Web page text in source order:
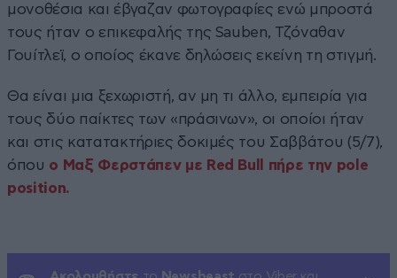
μονοθέσια και έβγαζαν φωτογραφίες ενώ μπροστά
τους ήταν ο επικεφαλής της Sauben, Τζόναθαν
Γουίτλεϊ, ο οποίος έκανε δηλώσεις εκείνη τη στιγμή.
Θα είναι μια ξεχωριστή, αν μη τι άλλο, εμπειρία για
τους δύο παίκτες των «πράσινων», οι οποίοι ήταν
και στις κατατακτήριες δοκιμές του Σαββάτου (5/7),
όπου ο Μαξ Φερστάπεν με Red Bull πήρε την pole
position.